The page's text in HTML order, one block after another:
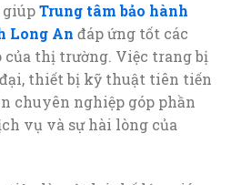
giúpTrung tâm bảo hành
Long An đáp ứng tốt các
của thị trường. Việc trang bị
thiết bị kỹ thuật tiên tiến
chuyên nghiệp góp phần
vụ và sự hài lòng của